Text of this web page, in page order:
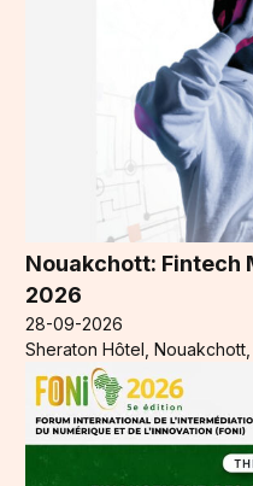
Nouakchott: Fintech
2026
28-09-2026
Sheraton Hôtel,